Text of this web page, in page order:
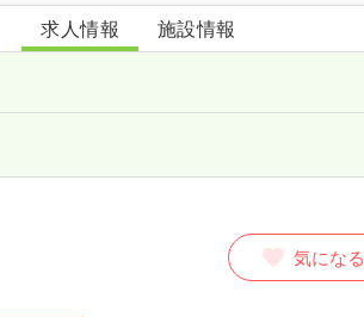
看護小規模多機能型居宅介護ほがらか
求人情報 施設情報
気になる